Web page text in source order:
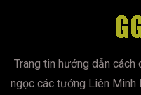
Trang tin hướng dẫn
ngọc các tướng Liên Minh